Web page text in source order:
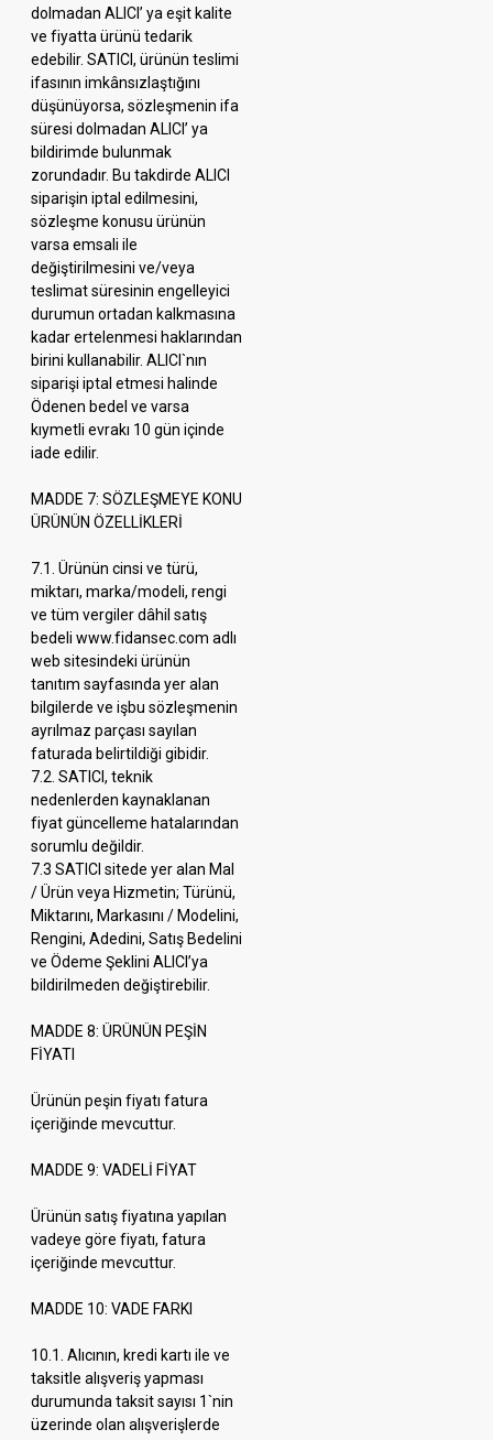
dolmadan ALICI’ ya eşit kalite
ve fiyatta ürünü tedarik
edebilir. SATICI, ürünün teslimi
ifasının imkânsızlaştığını
düşünüyorsa, sözleşmenin ifa
süresi dolmadan ALICI’ ya
bildirimde bulunmak
zorundadır. Bu takdirde ALICI
siparişin iptal edilmesini,
sözleşme konusu ürünün
varsa emsali ile
değiştirilmesini ve/veya
teslimat süresinin engelleyici
durumun ortadan kalkmasına
kadar ertelenmesi haklarından
birini kullanabilir. ALICI`nın
siparişi iptal etmesi halinde
Ödenen bedel ve varsa
kıymetli evrakı 10 gün içinde
iade edilir.
MADDE 7: SÖZLEŞMEYE KONU
ÜRÜNÜN ÖZELLİKLERİ
7.1. Ürünün cinsi ve türü,
miktarı, marka/modeli, rengi
ve tüm vergiler dâhil satış
bedeli www.fidansec.com adlı
web sitesindeki ürünün
tanıtım sayfasında yer alan
bilgilerde ve işbu sözleşmenin
ayrılmaz parçası sayılan
faturada belirtildiği gibidir.
7.2. SATICI, teknik
nedenlerden kaynaklanan
fiyat güncelleme hatalarından
sorumlu değildir.
7.3 SATICI sitede yer alan Mal
/ Ürün veya Hizmetin; Türünü,
Miktarını, Markasını / Modelini,
Rengini, Adedini, Satış Bedelini
ve Ödeme Şeklini ALICI’ya
bildirilmeden değiştirebilir.
MADDE 8: ÜRÜNÜN PEŞİN
FİYATI
Ürünün peşin fiyatı fatura
içeriğinde mevcuttur.
MADDE 9: VADELİ FİYAT
Ürünün satış fiyatına yapılan
vadeye göre fiyatı, fatura
içeriğinde mevcuttur.
MADDE 10: VADE FARKI
10.1. Alıcının, kredi kartı ile ve
taksitle alışveriş yapması
durumunda taksit sayısı 1`nin
üzerinde olan alışverişlerde